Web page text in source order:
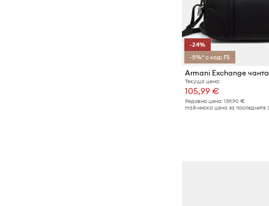
-24%
-5%* с код: FS
Текуща цена:
105,99 €
Редовна цена: 139,90 €
Най-ниска цена за последните